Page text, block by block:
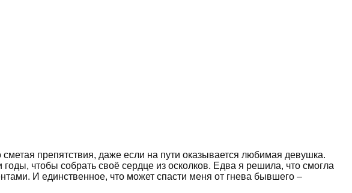
препятствия, даже если на пути оказывается любимая девушка.
чтобы собрать своё сердце из осколков. Едва я решила, что смогла
И единственное, что может спасти меня от гнева бывшего –